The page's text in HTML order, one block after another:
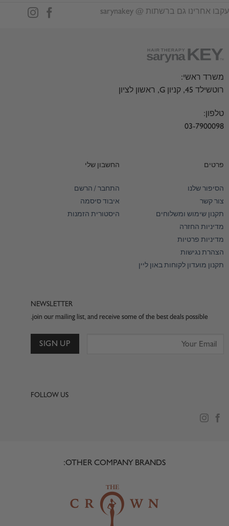
עקבו אחרינו גם ברשתות @ sarynakey
משרד ראשי:
רוטשילד 45, קניון G, ראשון לציון
טלפון:
03-7900098
פרטים
הסיפור שלנו
צור קשר
תקנון שימוש ומשלוחים
מדיניות החזרה
מדיניות פרטיות
הצהרת נגישות
תקנון מועדון לקוחות באון ליין
החשבון שלי
התחבר / הרשם
איבוד סיסמה
היסטורית הזמנות
NEWSLETTER
join our mailing list, and receive some of the best deals possible.
FOLLOW US
OTHER COMPANY BRANDS: